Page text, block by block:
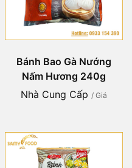
Bánh Bao Gà Nướng
Nấm Hương 240g
Nhà Cung Cấp / Giá